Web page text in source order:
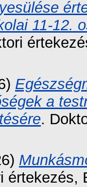
11-12.
a
.
értekezés,